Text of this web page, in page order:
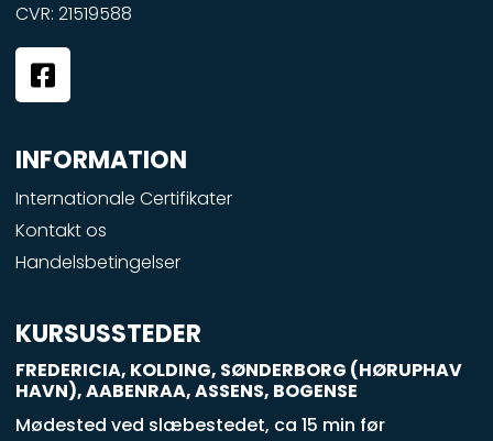
CVR: 21519588
F
a
c
e
b
o
o
k
-
q
u
a
r
INFORMATION
Internationale Certifikater
Kontakt os
Handelsbetingelser
KURSUSSTEDER
FREDERICIA, KOLDING, SØNDERBORG (HØRUPHAV
HAVN), AABENRAA, ASSENS, BOGENSE
Mødested ved slæbestedet, ca 15 min før